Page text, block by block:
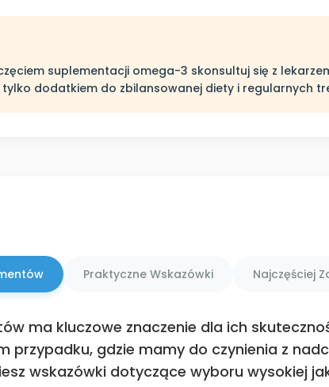
suplementacji omega-3 skonsultuj się z
tylko dodatkiem do zbilansowanej diety i regularnych
Praktyczne Wskazówki Najczęściej
ma kluczowe znaczenie dla ich
przypadku, gdzie mamy do czynienia z
wskazówki dotyczące wyboru wysokiej